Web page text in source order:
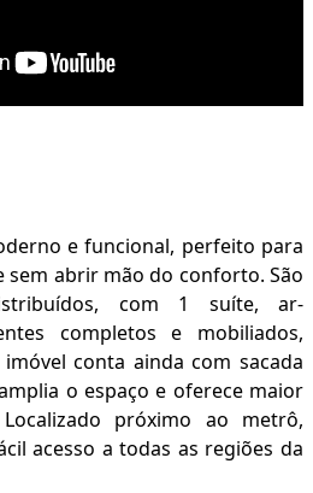
e funcional, perfeito para
sem abrir mão do conforto. São
com 1 suíte, ar-
completos e mobiliados,
conta ainda com sacada
o espaço e oferece maior
próximo ao metrô,
acesso a todas as regiões da